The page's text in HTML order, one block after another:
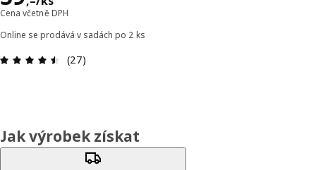
Cena včetně DPH
Online se prodává v sadách po 2 ks
(27)
Jak výrobek získat